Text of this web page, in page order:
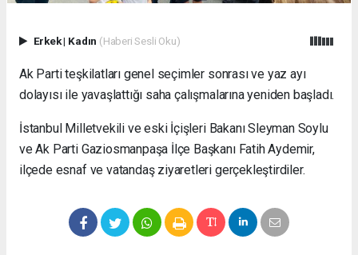
Erkek| Kadın (Haberi Sesli Oku)
Ak Parti teşkilatları genel seçimler sonrası ve yaz ayı
dolayısı ile yavaşlattığı saha çalışmalarına yeniden başladı.
İstanbul Milletvekili ve eski İçişleri Bakanı Sleyman Soylu
ve Ak Parti Gaziosmanpaşa İlçe Başkanı Fatih Aydemir,
ilçede esnaf ve vatandaş ziyaretleri gerçekleştirdiler.